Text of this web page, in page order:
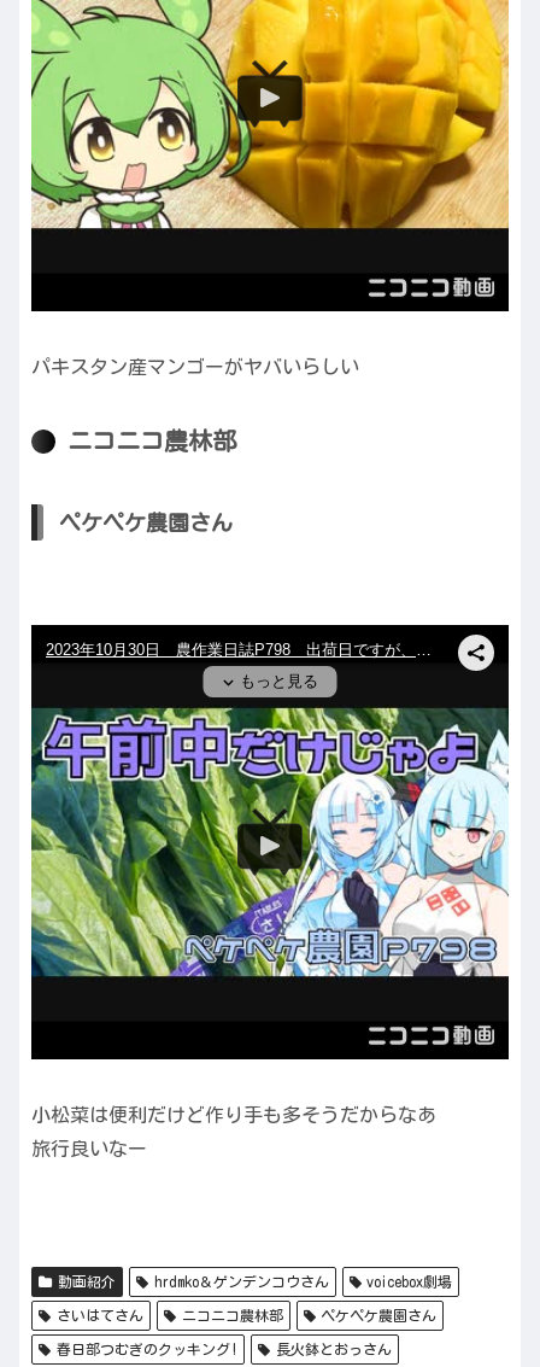
パキスタン産マンゴーがヤバいらしい
ニコニコ農林部
ペケペケ農園さん
小松菜は便利だけど作り手も多そうだからなあ
旅行良いなー
動画紹介 hrdmko＆ゲンデンコウさん voicebox劇場
さいはてさん ニコニコ農林部 ペケペケ農園さん
春日部つむぎのクッキング! 長火鉢とおっさん